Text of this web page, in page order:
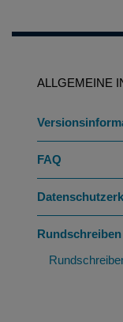
ALLGEMEINE
FAQ